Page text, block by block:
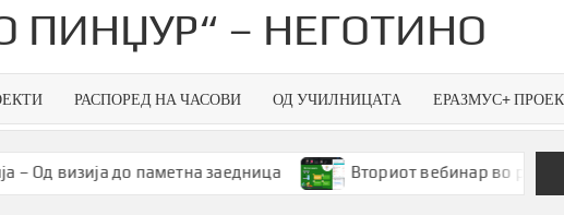
ПИНЏУР“ – НЕГОТИНО
РАСПОРЕД НА ЧАСОВИ ОД УЧИЛНИЦАТА ЕРАЗМУС+
до паметна заедница Вториот вебинар во рамки на Smart